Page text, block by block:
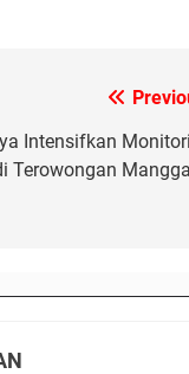
Intensifkan
Terowongan